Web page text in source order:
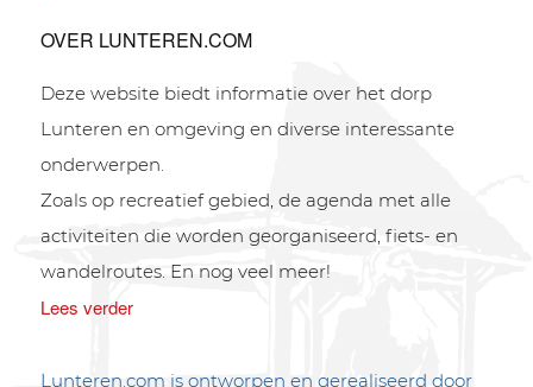
OVER LUNTEREN.COM
Deze website biedt informatie over het dorp
Lunteren en omgeving en diverse interessante
onderwerpen.
Zoals op recreatief gebied, de agenda met alle
activiteiten die worden georganiseerd, fiets- en
wandelroutes. En nog veel meer!
Lees verder
Lunteren.com is ontworpen en gerealiseerd door